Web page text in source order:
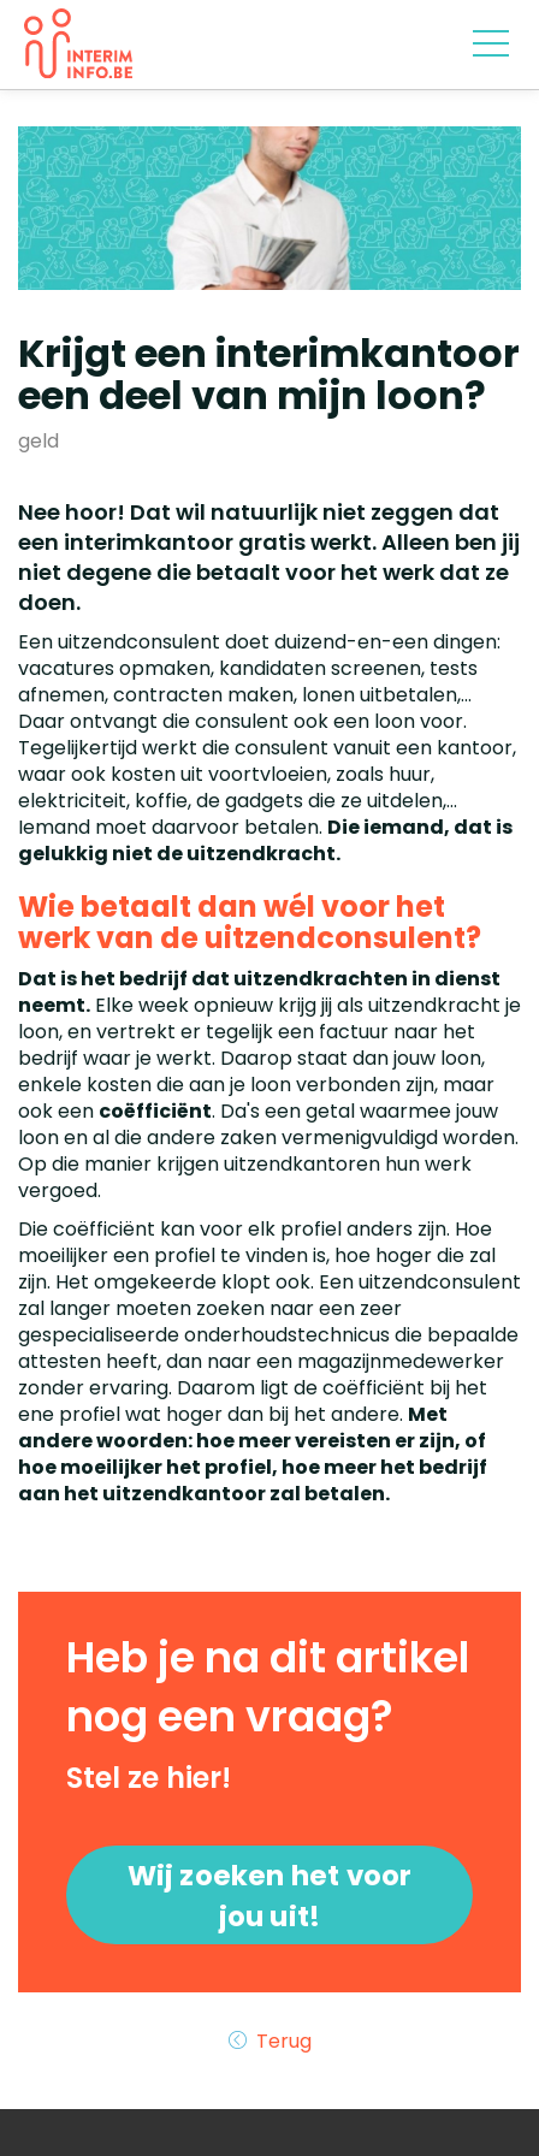
Krijgt een interimkantoor
een deel van mijn loon?
geld
Nee hoor! Dat wil natuurlijk niet zeggen dat
een interimkantoor gratis werkt. Alleen ben jij
niet degene die betaalt voor het werk dat ze
doen.
Een uitzendconsulent doet duizend-en-een dingen:
vacatures opmaken, kandidaten screenen, tests
afnemen, contracten maken, lonen uitbetalen,...
Daar ontvangt die consulent ook een loon voor.
Tegelijkertijd werkt die consulent vanuit een kantoor,
waar ook kosten uit voortvloeien, zoals huur,
elektriciteit, koffie, de gadgets die ze uitdelen,...
Iemand moet daarvoor betalen. Die iemand, dat is
gelukkig niet de uitzendkracht.
Wie betaalt dan wél voor het
werk van de uitzendconsulent?
Dat is het bedrijf dat uitzendkrachten in dienst
neemt. Elke week opnieuw krijg jij als uitzendkracht je
loon, en vertrekt er tegelijk een factuur naar het
bedrijf waar je werkt. Daarop staat dan jouw loon,
enkele kosten die aan je loon verbonden zijn, maar
ook een coëfficiënt. Da's een getal waarmee jouw
loon en al die andere zaken vermenigvuldigd worden.
Op die manier krijgen uitzendkantoren hun werk
vergoed.
Die coëfficiënt kan voor elk profiel anders zijn. Hoe
moeilijker een profiel te vinden is, hoe hoger die zal
zijn. Het omgekeerde klopt ook. Een uitzendconsulent
zal langer moeten zoeken naar een zeer
gespecialiseerde onderhoudstechnicus die bepaalde
attesten heeft, dan naar een magazijnmedewerker
zonder ervaring. Daarom ligt de coëfficiënt bij het
ene profiel wat hoger dan bij het andere. Met
andere woorden: hoe meer vereisten er zijn, of
hoe moeilijker het profiel, hoe meer het bedrijf
aan het uitzendkantoor zal betalen.
Heb je na dit artikel
nog een vraag?
Stel ze hier!
Wij zoeken het voor
jou uit!
Terug